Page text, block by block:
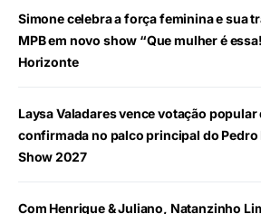
Simone celebra a força feminina e sua
MPB em novo show “Que mulher é
Horizonte
Laysa Valadares vence votação popular
confirmada no palco principal do Pedro
Show 2027
Com Henrique & Juliano, Natanzinho